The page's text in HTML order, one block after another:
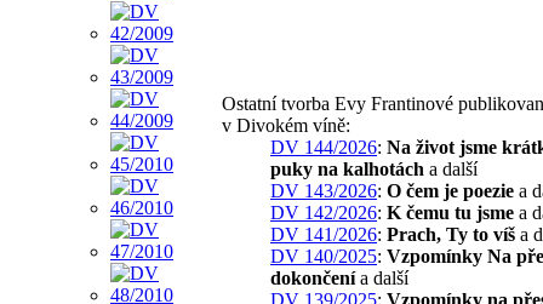
Ostatní tvorba Evy Frantinové
v Divokém víně:
DV 144/2026: Na život jsme
puky na kalhotách a další
DV 143/2026: O čem je poezie a
DV 142/2026: K čemu tu jsme a
DV 141/2026: Prach, Ty to víš a
DV 140/2025: Vzpomínky Na
dokončenía další
DV 139/2025: Vzpomínky na